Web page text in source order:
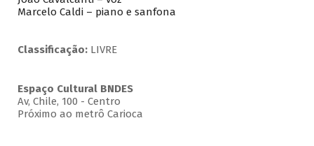
Marcelo Caldi – piano e sanfona
Classificação: LIVRE
Espaço Cultural BNDES
Av, Chile, 100 - Centro
Próximo ao metrô Carioca